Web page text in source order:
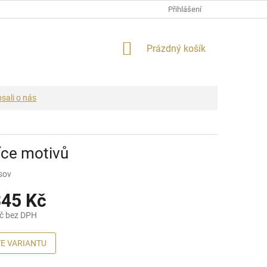
Přihlášení
NÁKUPNÍ
Prázdný košík
o nás
motivů
Kč
bez DPH
VARIANTU